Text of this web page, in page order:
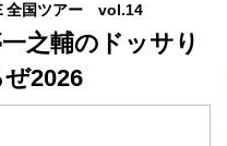
全国ツアー vol.14
之輔のドッサり
2026